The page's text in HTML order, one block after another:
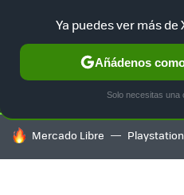
SELECCIÓN GAMING
HOY SE HABLA DE
Mercado Libre Playstation
Ya puedes ver más de
Añádenos
Solo necesitas una